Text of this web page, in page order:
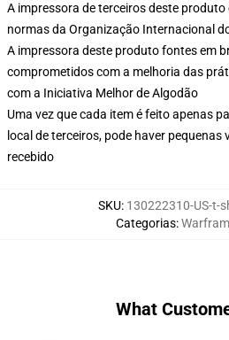
A impressora de terceiros deste
normas da Organização Internacional
A impressora deste produto fontes em
comprometidos com a melhoria das
com a Iniciativa Melhor de Algodão
Uma vez que cada item é feito apenas
local de terceiros, pode haver
recebido
SKU: 130222310-US-t-
Categorias:
What